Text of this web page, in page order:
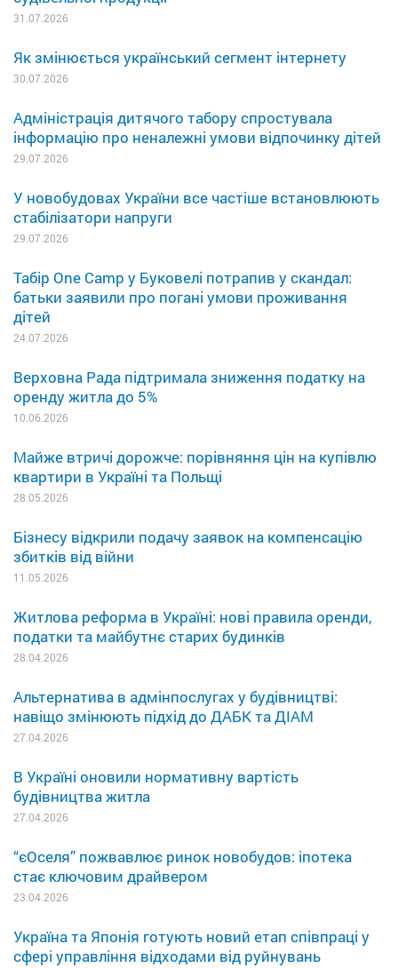
31.07.2026
Як змінюється український сегмент інтернету
30.07.2026
Адміністрація дитячого табору спростувала
інформацію про неналежні умови відпочинку дітей
29.07.2026
У новобудовах України все частіше встановлюють
стабілізатори напруги
29.07.2026
Табір One Camp у Буковелі потрапив у скандал:
батьки заявили про погані умови проживання
дітей
24.07.2026
Верховна Рада підтримала зниження податку на
оренду житла до 5%
10.06.2026
Майже втричі дорожче: порівняння цін на купівлю
квартири в Україні та Польщі
28.05.2026
Бізнесу відкрили подачу заявок на компенсацію
збитків від війни
11.05.2026
Житлова реформа в Україні: нові правила оренди,
податки та майбутнє старих будинків
28.04.2026
Альтернатива в адмінпослугах у будівництві:
навіщо змінюють підхід до ДАБК та ДІАМ
27.04.2026
В Україні оновили нормативну вартість
будівництва житла
27.04.2026
“єОселя” пожвавлює ринок новобудов: іпотека
стає ключовим драйвером
23.04.2026
Україна та Японія готують новий етап співпраці у
сфері управління відходами від руйнувань